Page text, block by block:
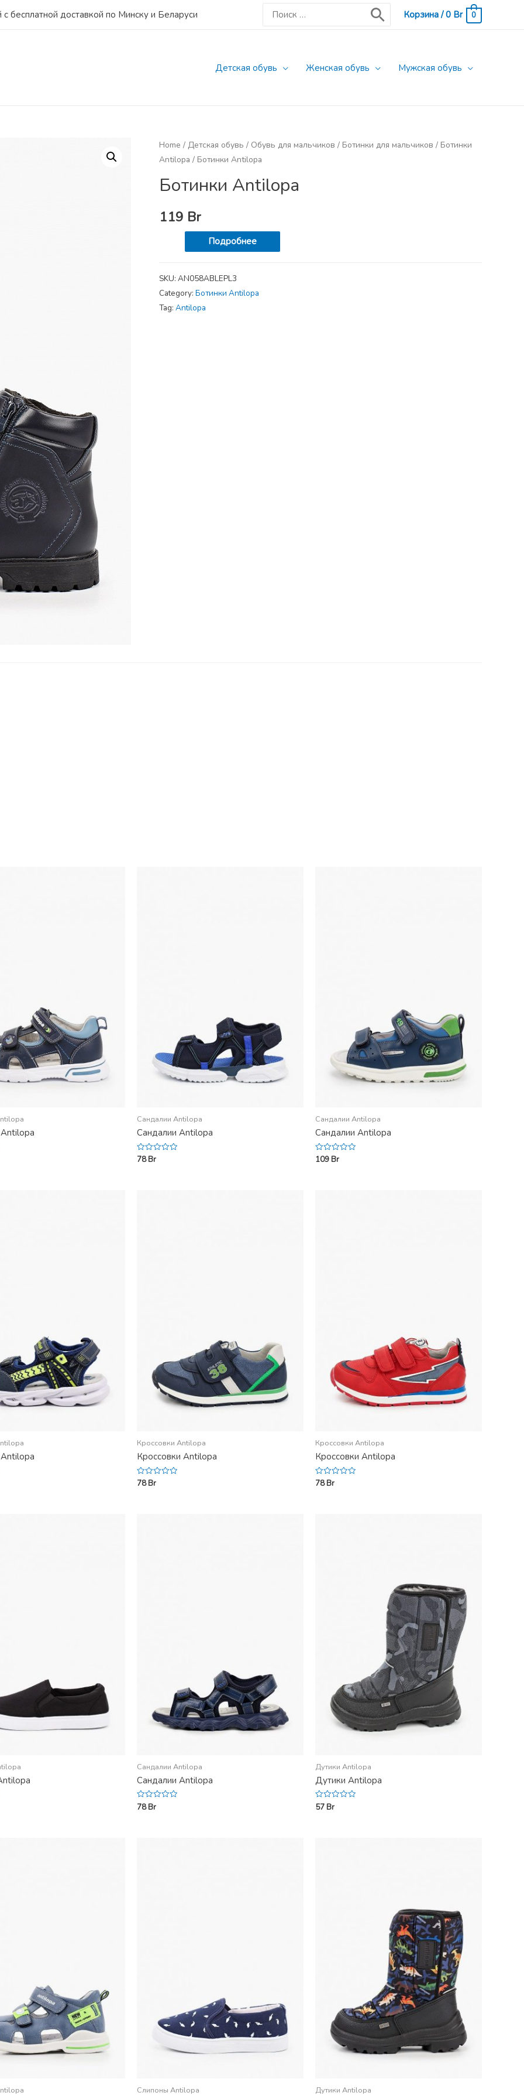
доставкой по Минску и Беларуси Поиск: Корзина/0 Br 0
Детская обувь Женская обувь Мужская обувь
Home / Детская обувь / Обувь для мальчиков / Ботинки для мальчиков / Ботинки
Antilopa / Ботинки Antilopa
Ботинки Antilopa
119 Br
Подробнее
SKU: AN058ABLEPL3
Category: Ботинки Antilopa
Tag: Antilopa
Сандалии Antilopa
Сандалии Antilopa
Rated
78Br
Сандалии Antilopa
Сандалии Antilopa
Rated
109Br
Кроссовки Antilopa
Кроссовки Antilopa
Rated
078Br
Кроссовки Antilopa
Кроссовки Antilopa
Rated
078Br
Сандалии Antilopa
Сандалии Antilopa
Rated
078Br
Дутики Antilopa
Дутики Antilopa
Rated
0
57Br
Слипоны Antilopa Дутики Antilopa